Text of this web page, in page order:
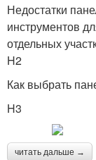
Недостатки
инструментов
отдельных
H2
Как выбрать
H3
читать дальше →